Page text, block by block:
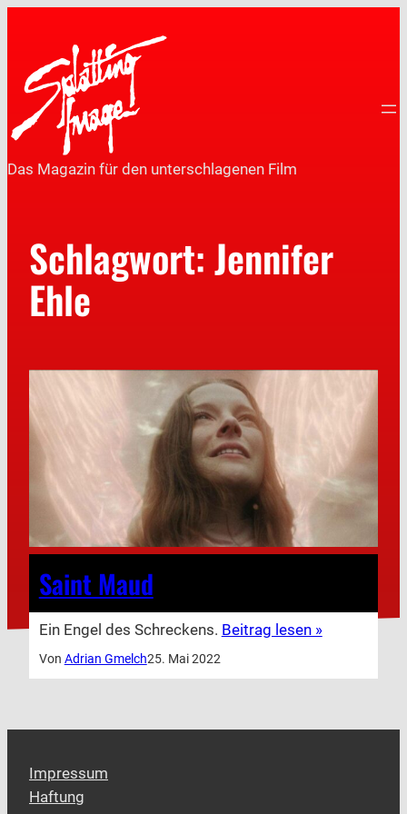
Das Magazin für den unterschlagenen Film
Schlagwort:Jennifer
Ehle
Saint Maud
Ein Engel des Schreckens. Beitrag lesen »
Von Adrian Gmelch25. Mai 2022
Impressum
Haftung